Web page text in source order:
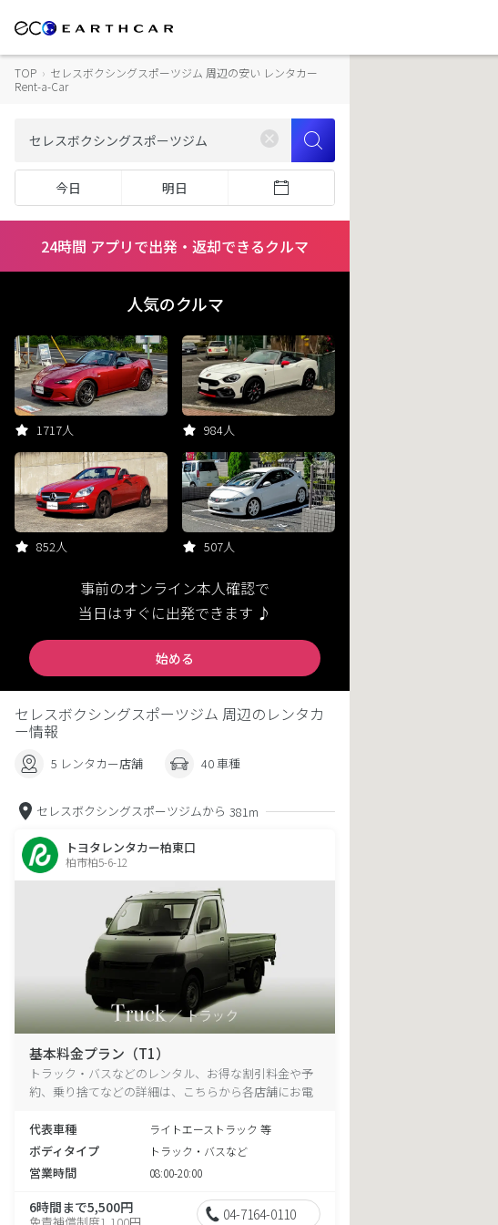
TOP › セレスボクシングスポーツジム 周辺の安い レンタカー
Rent-a-Car
今日 明日
24時間 アプリで出発・返却できるクルマ
人気のクルマ
1717人 984人
852人 507人
事前のオンライン本人確認で
当日はすぐに出発できます ♪
始める
セレスボクシングスポーツジム 周辺のレンタカ
ー情報
5 レンタカー店舗 40 車種
セレスボクシングスポーツジムから 381m
トヨタレンタカー柏東口
柏市柏5-6-12
基本料金プラン（T1）
トラック・バスなどのレンタル、お得な割引料金や予
約、乗り捨てなどの詳細は、こちらから各店舗にお電
代表車種
ライトエーストラック 等
ボディタイプ トラック・バスなど
営業時間 08:00-20:00
6時間まで5,500円
免責補償制度1,100円 04-7164-0110